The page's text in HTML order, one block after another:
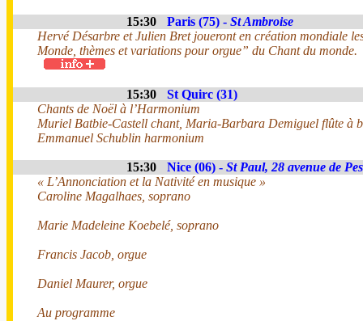
15:30 Paris (75) - St Ambroise
Hervé Désarbre et Julien Bret joueront en création mondiale
Monde, thèmes et variations pour orgue” du Chant du monde.
15:30
St Quirc (31)
Chants de Noël à l’Harmonium
Muriel Batbie-Castell chant, Maria-Barbara Demiguel flûte à
Emmanuel Schublin harmonium
15:30 Nice (06) - St Paul, 28 avenue de
« L’Annonciation et la Nativité en musique »
Caroline Magalhaes, soprano
Marie Madeleine Koebelé, soprano
Francis Jacob, orgue
Daniel Maurer, orgue
Au programme